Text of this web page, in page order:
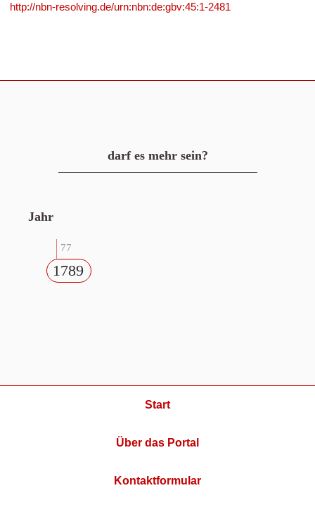
http://nbn-resolving.de/urn:nbn:de:gbv:45:1-2481
darf es mehr sein?
Jahr
77
1789
Start
Über das Portal
Kontaktformular